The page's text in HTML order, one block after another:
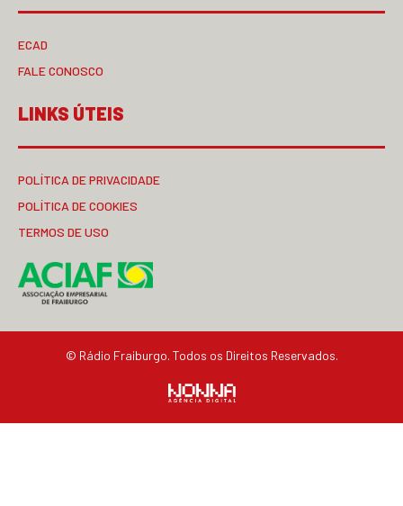
ECAD
FALE CONOSCO
LINKS ÚTEIS
POLÍTICA DE PRIVACIDADE
POLÍTICA DE COOKIES
TERMOS DE USO
© Rádio Fraiburgo. Todos os Direitos Reservados.